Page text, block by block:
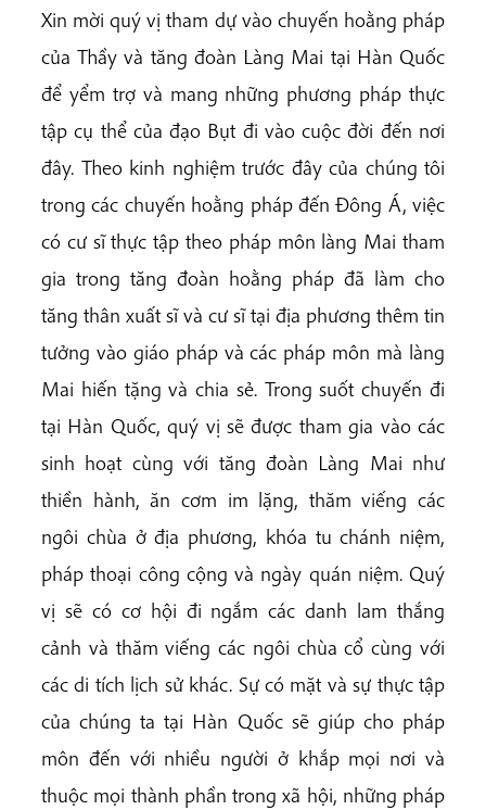
Xin mời quý vị tham dự vào chuyến hoằng pháp
của Thầy và tăng đoàn Làng Mai tại Hàn Quốc
để yểm trợ và mang những phương pháp thực
tập cụ thể của đạo Bụt đi vào cuộc đời đến nơi
đây. Theo kinh nghiệm trước đây của chúng tôi
trong các chuyến hoằng pháp đến Đông Á, việc
có cư sĩ thực tập theo pháp môn làng Mai tham
gia trong tăng đoàn hoằng pháp đã làm cho
tăng thân xuất sĩ và cư sĩ tại địa phương thêm tin
tưởng vào giáo pháp và các pháp môn mà làng
Mai hiến tặng và chia sẻ. Trong suốt chuyến đi
tại Hàn Quốc, quý vị sẽ được tham gia vào các
sinh hoạt cùng với tăng đoàn Làng Mai như
thiền hành, ăn cơm im lặng, thăm viếng các
ngôi chùa ở địa phương, khóa tu chánh niệm,
pháp thoại công cộng và ngày quán niệm. Quý
vị sẽ có cơ hội đi ngắm các danh lam thắng
cảnh và thăm viếng các ngôi chùa cổ cùng với
các di tích lịch sử khác. Sự có mặt và sự thực tập
của chúng ta tại Hàn Quốc sẽ giúp cho pháp
môn đến với nhiều người ở khắp mọi nơi và
thuộc mọi thành phần trong xã hội, những pháp